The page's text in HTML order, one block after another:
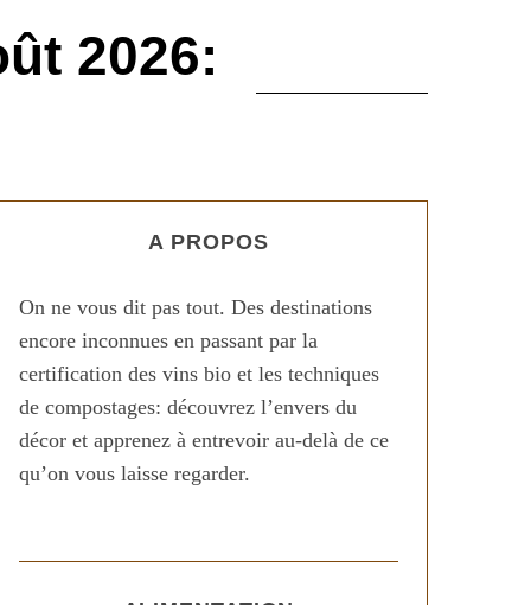
2026:
A PROPOS
On ne vous dit pas tout. Des destinations
encore inconnues en passant par la
certification des vins bio et les techniques
de compostages: découvrez l’envers du
décor et apprenez à entrevoir au-delà de ce
qu’on vous laisse regarder.